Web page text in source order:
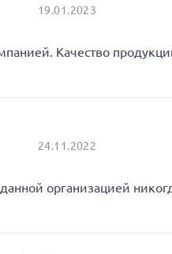
19.01.2023
Качество
24.11.2022
организацией